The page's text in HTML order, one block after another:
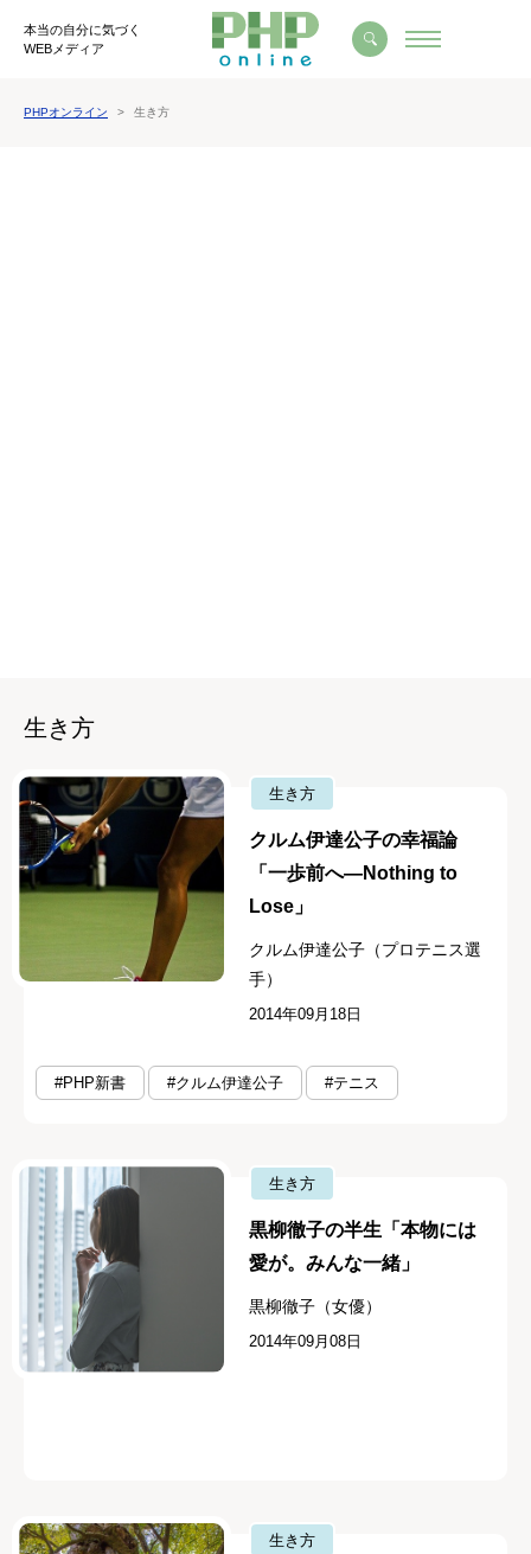
本当の自分に気づく
WEBメディア
PHPオンライン 生き方
生き方
生き方
クルム伊達公子の幸福論
「一歩前へ―Nothing to
Lose」
クルム伊達公子（プロテニス選
手）
2014年09月18日
#PHP新書 #クルム伊達公子 #テニス
生き方
黒柳徹子の半生「本物には
愛が。みんな一緒」
黒柳徹子（女優）
2014年09月08日
生き方